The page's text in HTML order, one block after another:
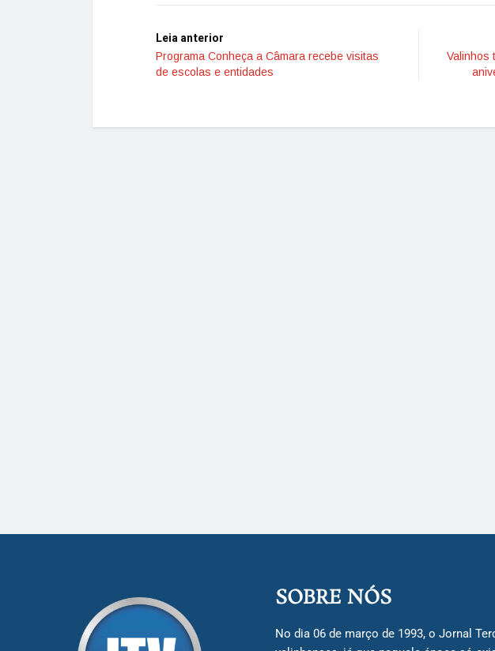
Leia anterior
Programa Conheça a Câmara recebe visitas
de escolas e entidades
Valinhos
SOBRE NÓS
No dia 06 de março de 1993, o Jornal